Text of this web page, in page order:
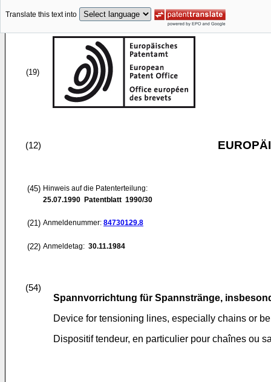
Translate this text into
(19)
(12)
(45) Hinweis auf die Patenterteilung:
25.07.1990 Patentblatt 1990/30
(21) Anmeldenummer: 84730129.8
(22) Anmeldetag: 30.11.1984
(54)
Spannvorrichtung für Spannstränge,
Device for tensioning lines, especially chains or
Dispositif tendeur, en particulier pour chaînes ou